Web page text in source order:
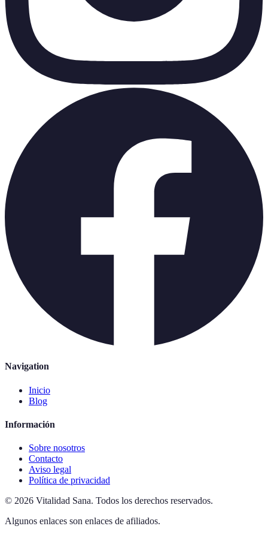
Navigation
Inicio
Blog
Información
Sobre nosotros
Contacto
Aviso legal
Política de privacidad
© 2026 Vitalidad Sana. Todos los derechos reservados.
Algunos enlaces son enlaces de afiliados.